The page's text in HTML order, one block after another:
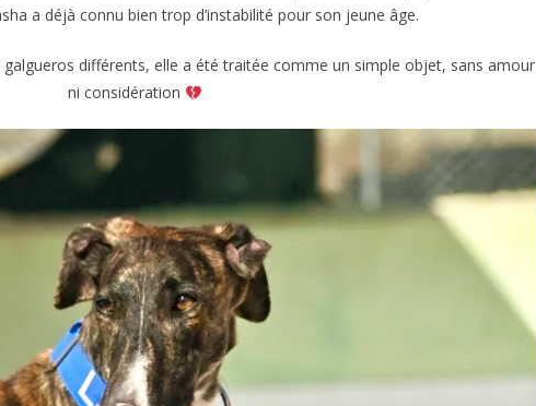
a déjà connu bien trop d’instabilité pour son jeune âge.
différents, elle a été traitée comme un simple objet, sans amour
ni considération